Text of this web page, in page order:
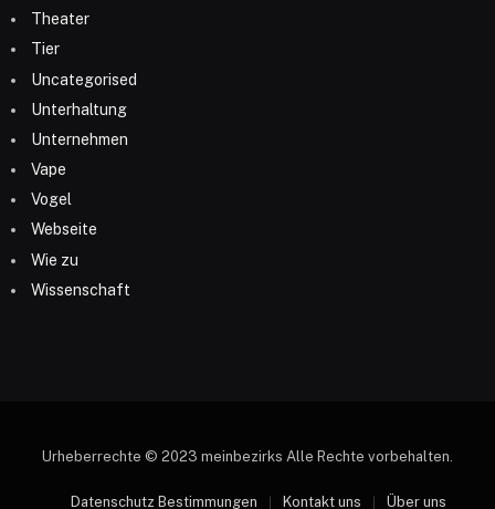
Theater
Tier
Uncategorised
Unterhaltung
Unternehmen
Vape
Vogel
Webseite
Wie zu
Wissenschaft
Urheberrechte © 2023 meinbezirks Alle Rechte vorbehalten.
Datenschutz Bestimmungen Kontakt uns Über uns